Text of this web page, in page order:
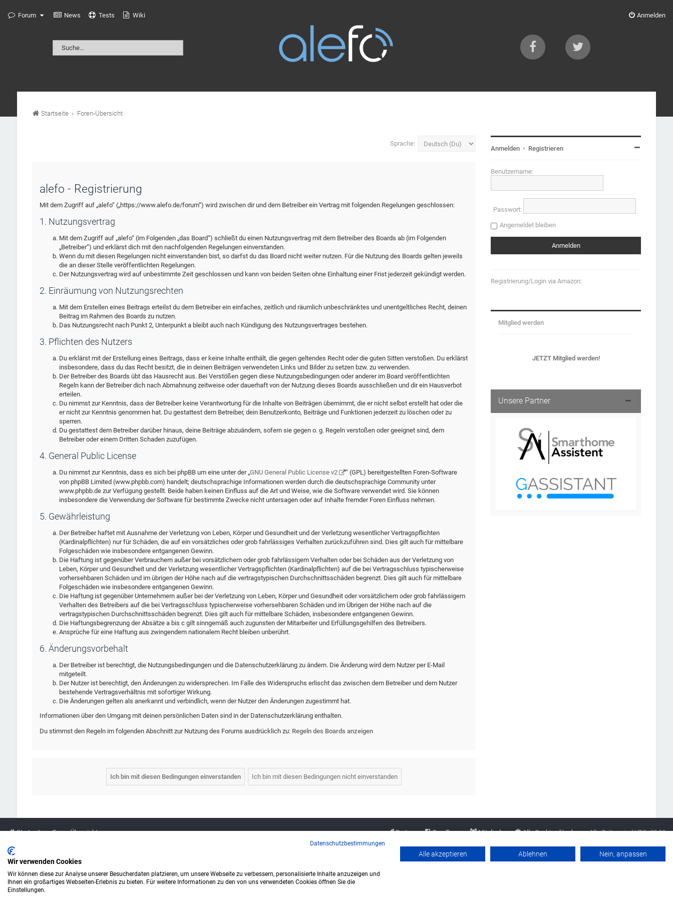
Forum News Tests Wiki Anmelden
Startseite Foren-Übersicht
Sprache:
alefo - Registrierung
Mit dem Zugriff auf „alefo“ („https://www.alefo.de/forum“) wird zwischen dir und dem Betreiber ein Vertrag mit folgenden Regelungen geschlossen:
1. Nutzungsvertrag
Mit dem Zugriff auf „alefo“ (im Folgenden „das Board“) schließt du einen Nutzungsvertrag mit dem Betreiber des Boards ab (im Folgenden
„Betreiber“) und erklärst dich mit den nachfolgenden Regelungen einverstanden.
Wenn du mit diesen Regelungen nicht einverstanden bist, so darfst du das Board nicht weiter nutzen. Für die Nutzung des Boards gelten jeweils
die an dieser Stelle veröffentlichten Regelungen.
Der Nutzungsvertrag wird auf unbestimmte Zeit geschlossen und kann von beiden Seiten ohne Einhaltung einer Frist jederzeit gekündigt werden.
2. Einräumung von Nutzungsrechten
Mit dem Erstellen eines Beitrags erteilst du dem Betreiber ein einfaches, zeitlich und räumlich unbeschränktes und unentgeltliches Recht, deinen
Beitrag im Rahmen des Boards zu nutzen.
Das Nutzungsrecht nach Punkt 2, Unterpunkt a bleibt auch nach Kündigung des Nutzungsvertrages bestehen.
3. Pflichten des Nutzers
Du erklärst mit der Erstellung eines Beitrags, dass er keine Inhalte enthält, die gegen geltendes Recht oder die guten Sitten verstoßen. Du erklärst
insbesondere, dass du das Recht besitzt, die in deinen Beiträgen verwendeten Links und Bilder zu setzen bzw. zu verwenden.
Der Betreiber des Boards übt das Hausrecht aus. Bei Verstößen gegen diese Nutzungsbedingungen oder anderer im Board veröffentlichten
Regeln kann der Betreiber dich nach Abmahnung zeitweise oder dauerhaft von der Nutzung dieses Boards ausschließen und dir ein Hausverbot
erteilen.
Du nimmst zur Kenntnis, dass der Betreiber keine Verantwortung für die Inhalte von Beiträgen übernimmt, die er nicht selbst erstellt hat oder die
er nicht zur Kenntnis genommen hat. Du gestattest dem Betreiber, dein Benutzerkonto, Beiträge und Funktionen jederzeit zu löschen oder zu
sperren.
Du gestattest dem Betreiber darüber hinaus, deine Beiträge abzuändern, sofern sie gegen o. g. Regeln verstoßen oder geeignet sind, dem
Betreiber oder einem Dritten Schaden zuzufügen.
4. General Public License
Du nimmst zur Kenntnis, dass es sich bei phpBB um eine unter der „GNU General Public License v2
“ (GPL) bereitgestellten Foren-Software
von phpBB Limited (www.phpbb.com) handelt; deutschsprachige Informationen werden durch die deutschsprachige Community unter
www.phpbb.de zur Verfügung gestellt. Beide haben keinen Einfluss auf die Art und Weise, wie die Software verwendet wird. Sie können
insbesondere die Verwendung der Software für bestimmte Zwecke nicht untersagen oder auf Inhalte fremder Foren Einfluss nehmen.
5. Gewährleistung
Der Betreiber haftet mit Ausnahme der Verletzung von Leben, Körper und Gesundheit und der Verletzung wesentlicher Vertragspflichten
(Kardinalpflichten) nur für Schäden, die auf ein vorsätzliches oder grob fahrlässiges Verhalten zurückzuführen sind. Dies gilt auch für mittelbare
Folgeschäden wie insbesondere entgangenen Gewinn.
Die Haftung ist gegenüber Verbrauchern außer bei vorsätzlichem oder grob fahrlässigem Verhalten oder bei Schäden aus der Verletzung von
Leben, Körper und Gesundheit und der Verletzung wesentlicher Vertragspflichten (Kardinalpflichten) auf die bei Vertragsschluss typischerweise
vorhersehbaren Schäden und im übrigen der Höhe nach auf die vertragstypischen Durchschnittsschäden begrenzt. Dies gilt auch für mittelbare
Folgeschäden wie insbesondere entgangenen Gewinn.
Die Haftung ist gegenüber Unternehmern außer bei der Verletzung von Leben, Körper und Gesundheit oder vorsätzlichem oder grob fahrlässigem
Verhalten des Betreibers auf die bei Vertragsschluss typischerweise vorhersehbaren Schäden und im Übrigen der Höhe nach auf die
vertragstypischen Durchschnittsschäden begrenzt. Dies gilt auch für mittelbare Schäden, insbesondere entgangenen Gewinn.
Die Haftungsbegrenzung der Absätze a bis c gilt sinngemäß auch zugunsten der Mitarbeiter und Erfüllungsgehilfen des Betreibers.
Ansprüche für eine Haftung aus zwingendem nationalem Recht bleiben unberührt.
6. Änderungsvorbehalt
Der Betreiber ist berechtigt, die Nutzungsbedingungen und die Datenschutzerklärung zu ändern. Die Änderung wird dem Nutzer per E-Mail
mitgeteilt.
Der Nutzer ist berechtigt, den Änderungen zu widersprechen. Im Falle des Widerspruchs erlischt das zwischen dem Betreiber und dem Nutzer
bestehende Vertragsverhältnis mit sofortiger Wirkung.
Die Änderungen gelten als anerkannt und verbindlich, wenn der Nutzer den Änderungen zugestimmt hat.
Informationen über den Umgang mit deinen persönlichen Daten sind in der Datenschutzerklärung enthalten.
Du stimmst den Regeln im folgenden Abschnitt zur Nutzung des Forums ausdrücklich zu: Regeln des Boards anzeigen
Anmelden • Registrieren
Benutzername:
Passwort:
Angemeldet bleiben
Registrierung/Login via Amazon:
Mitglied werden
JETZT Mitglied werden!
Unsere Partner
Startseite Foren-Übersicht Alle Zeiten sindUTC+02:00
Alle Cookies löschen
Mitglieder
Das Team
Partner
Legende Impressum
Kontakt
Werbung buchen
Datenschutzerklärung
Amazon ist eine Marke von Amazon.com, Inc.
Weitere Marken und Markennamen sind Eigentum ihrer jeweiligen Inhaber.
Datenschutzbestimmungen
Wir verwenden Cookies
Wir können diese zur Analyse unserer Besucherdaten platzieren, um unsere Webseite zu verbessern, personalisierte Inhalte anzuzeigen und
Ihnen ein großartiges Webseiten-Erlebnis zu bieten. Für weitere Informationen zu den von uns verwendeten Cookies öffnen Sie die
Einstellungen.
Alle akzeptieren Ablehnen Nein, anpassen